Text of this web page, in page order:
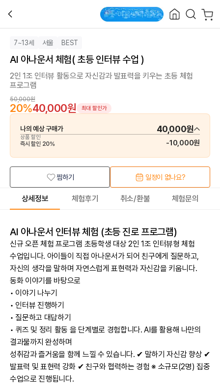
7~13세 서울 BEST
AI 아나운서 체험( 초등 인터뷰 수업 )
2인 1조 인터뷰 활동으로 자신감과 발표력을 키우는 초등 체험
프로그램
50,000원
20%40,000원 최대 할인가
나의 예상 구매가 40,000원
상품 할인
즉시 할인 20% -10,000원
찜하기 일정이 없나요?
상세정보 체험후기 취소/환불 체험문의
AI 아나운서 인터뷰 체험 (초등 진로 프로그램)
신규 오픈 체험 프로그램 초등학생 대상 2인 1조 인터뷰형 체험
수업입니다. 아이들이 직접 아나운서가 되어 친구에게 질문하고,
자신의 생각을 말하며 자연스럽게 표현력과 자신감을 키웁니다.
동화 이야기를 바탕으로
• 이야기 나누기
• 인터뷰 진행하기
• 질문하고 대답하기
• 퀴즈 및 정리 활동 을 단계별로 경험합니다. AI를 활용해 나만의
결과물까지 완성하며
성취감과 즐거움을 함께 느낄 수 있습니다. ✔ 말하기 자신감 향상 ✔
발표력 및 표현력 강화 ✔ 친구와 협력하는 경험 ※ 소규모(2명) 집중
수업으로 진행됩니다.